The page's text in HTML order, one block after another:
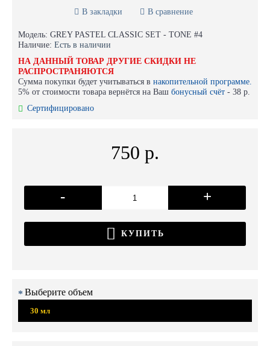
В закладки В сравнение
Модель: GREY PASTEL CLASSIC SET - TONE #4
Наличие: Есть в наличии
НА ДАННЫЙ ТОВАР ДРУГИЕ СКИДКИ НЕ
РАСПРОСТРАНЯЮТСЯ
Сумма покупки будет учитываться в накопительной программе.
5% от стоимости товара вернётся на Ваш бонусный счёт - 38 р.
Сертифицировано
750 р.
- +
КУПИТЬ
Выберите объем
30 мл